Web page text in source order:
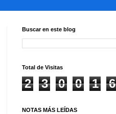
Buscar en este blog
Total de Visitas
2 3 0 0 1 6
NOTAS MÁS LEÍDAS